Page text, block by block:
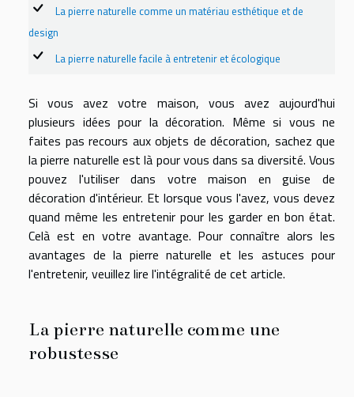
La pierre naturelle comme un matériau esthétique et de
design
La pierre naturelle facile à entretenir et écologique
Si vous avez votre maison, vous avez aujourd'hui
plusieurs idées pour la décoration. Même si vous ne
faites pas recours aux objets de décoration, sachez que
la pierre naturelle est là pour vous dans sa diversité. Vous
pouvez l'utiliser dans votre maison en guise de
décoration d'intérieur. Et lorsque vous l'avez, vous devez
quand même les entretenir pour les garder en bon état.
Celà est en votre avantage. Pour connaître alors les
avantages de la pierre naturelle et les astuces pour
l'entretenir, veuillez lire l'intégralité de cet article.
La pierre naturelle comme une
robustesse